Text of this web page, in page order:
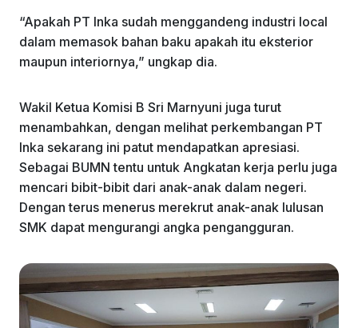
“Apakah PT Inka sudah menggandeng industri local
dalam memasok bahan baku apakah itu eksterior
maupun interiornya,” ungkap dia.
Wakil Ketua Komisi B Sri Marnyuni juga turut
menambahkan, dengan melihat perkembangan PT
Inka sekarang ini patut mendapatkan apresiasi.
Sebagai BUMN tentu untuk Angkatan kerja perlu juga
mencari bibit-bibit dari anak-anak dalam negeri.
Dengan terus menerus merekrut anak-anak lulusan
SMK dapat mengurangi angka pengangguran.